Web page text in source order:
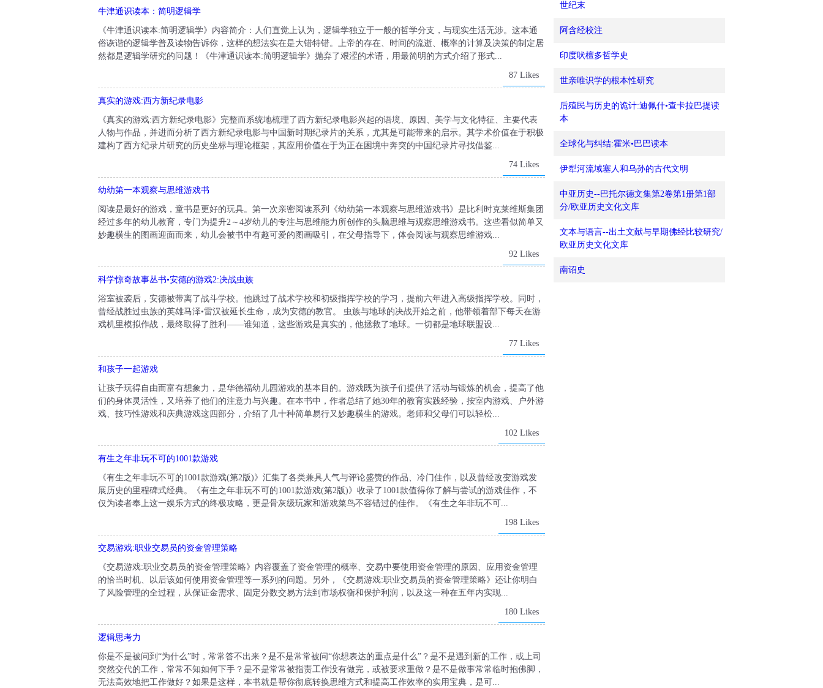
牛津通识读本：简明逻辑学
《牛津通识读本:简明逻辑学》内容简介：人们直觉上认为，逻辑学独立于一般的哲学分支，与现实生活无涉。这本通
俗诙谐的逻辑学普及读物告诉你，这样的想法实在是大错特错。上帝的存在、时间的流逝、概率的计算及决策的制定居
然都是逻辑学研究的问题！《牛津通识读本:简明逻辑学》抛弃了艰涩的术语，用最简明的方式介绍了形式...
87 Likes
真实的游戏:西方新纪录电影
《真实的游戏:西方新纪录电影》完整而系统地梳理了西方新纪录电影兴起的语境、原因、美学与文化特征、主要代表
人物与作品，并进而分析了西方新纪录电影与中国新时期纪录片的关系，尤其是可能带来的启示。其学术价值在于积极
建构了西方纪录片研究的历史坐标与理论框架，其应用价值在于为正在困境中奔突的中国纪录片寻找借鉴...
74 Likes
幼幼第一本观察与思维游戏书
阅读是最好的游戏，童书是更好的玩具。第一次亲密阅读系列《幼幼第一本观察与思维游戏书》是比利时克莱维斯集团
经过多年的幼儿教育，专门为提升2～4岁幼儿的专注与思维能力所创作的头脑思维与观察思维游戏书。这些看似简单又
妙趣横生的图画迎面而来，幼儿会被书中有趣可爱的图画吸引，在父母指导下，体会阅读与观察思维游戏...
92 Likes
科学惊奇故事丛书•安德的游戏2:决战虫族
浴室被袭后，安德被带离了战斗学校。他跳过了战术学校和初级指挥学校的学习，提前六年进入高级指挥学校。同时，
曾经战胜过虫族的英雄马泽•雷汉被延长生命，成为安德的教官。 虫族与地球的决战开始之前，他带领着部下每天在游
戏机里模拟作战，最终取得了胜利——谁知道，这些游戏是真实的，他拯救了地球。一切都是地球联盟设...
77 Likes
和孩子一起游戏
让孩子玩得自由而富有想象力，是华德福幼儿园游戏的基本目的。游戏既为孩子们提供了活动与锻炼的机会，提高了他
们的身体灵活性，又培养了他们的注意力与兴趣。在本书中，作者总结了她30年的教育实践经验，按室内游戏、户外游
戏、技巧性游戏和庆典游戏这四部分，介绍了几十种简单易行又妙趣横生的游戏。老师和父母们可以轻松...
102 Likes
有生之年非玩不可的1001款游戏
《有生之年非玩不可的1001款游戏(第2版)》汇集了各类兼具人气与评论盛赞的作品、冷门佳作，以及曾经改变游戏发
展历史的里程碑式经典。《有生之年非玩不可的1001款游戏(第2版)》收录了1001款值得你了解与尝试的游戏佳作，不
仅为读者奉上这一娱乐方式的终极攻略，更是骨灰级玩家和游戏菜鸟不容错过的佳作。《有生之年非玩不可...
198 Likes
交易游戏:职业交易员的资金管理策略
《交易游戏:职业交易员的资金管理策略》内容覆盖了资金管理的概率、交易中要使用资金管理的原因、应用资金管理
的恰当时机、以后该如何使用资金管理等一系列的问题。另外，《交易游戏:职业交易员的资金管理策略》还让你明白
了风险管理的全过程，从保证金需求、固定分数交易方法到市场权衡和保护利润，以及这一种在五年内实现...
180 Likes
逻辑思考力
你是不是被问到“为什么”时，常常答不出来？是不是常常被问“你想表达的重点是什么”？是不是遇到新的工作，或上司
突然交代的工作，常常不知如何下手？是不是常常被指责工作没有做完，或被要求重做？是不是做事常常临时抱佛脚，
无法高效地把工作做好？如果是这样，本书就是帮你彻底转换思维方式和提高工作效率的实用宝典，是可...
世纪末
阿含经校注
印度吠檀多哲学史
世亲唯识学的根本性研究
后殖民与历史的诡计:迪佩什•查卡拉巴提读
本
全球化与纠结:霍米•巴巴读本
伊犁河流域塞人和乌孙的古代文明
中亚历史--巴托尔德文集第2卷第1册第1部
分/欧亚历史文化文库
文本与语言--出土文献与早期佛经比较研究/
欧亚历史文化文库
南诏史